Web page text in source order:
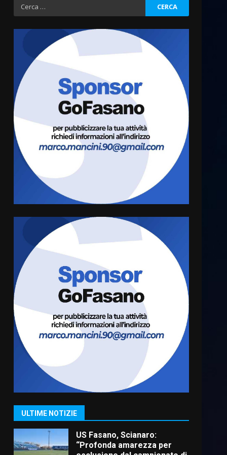
Ricerca
per:
ULTIME NOTIZIE
Fasanese ferito a colpi di
arma da fuoco
6 Agosto 2026 18:13
4
Carta d’identità: continua il
piano di aperture
straordinarie del Comune di
Fasano
6 Agosto 2026 14:16
5
Grazia Neglia, coordinatrice
cittadina di Fratelli d’Italia,
pronta a tornare in Consiglio
6 Agosto 2026 08:00
Cura dei beni comuni e
cittadinanza attiva: online
l’avviso per la gestione
condivisa della Villetta di
Laureto
6 Agosto 2026 06:20
7
La magia del Minareto e la
prima assoluta de “L’Albergo
Belvedere. Il rapimento”
6 Agosto 2026 06:15
1
“I Contestatori: Musica di
Rivoluzione”: nuovo
appuntamento con “Fasano in
US Fasano, Scianaro:
“Profonda amarezza per